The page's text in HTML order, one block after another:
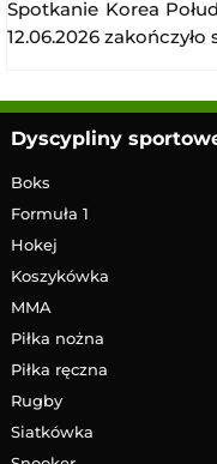
Spotkanie Korea
12.06.2026 zakończyło
Dyscypliny
Boks
Formuła 1
Hokej
Koszykówka
MMA
Piłka nożna
Piłka ręczna
Rugby
Siatkówka